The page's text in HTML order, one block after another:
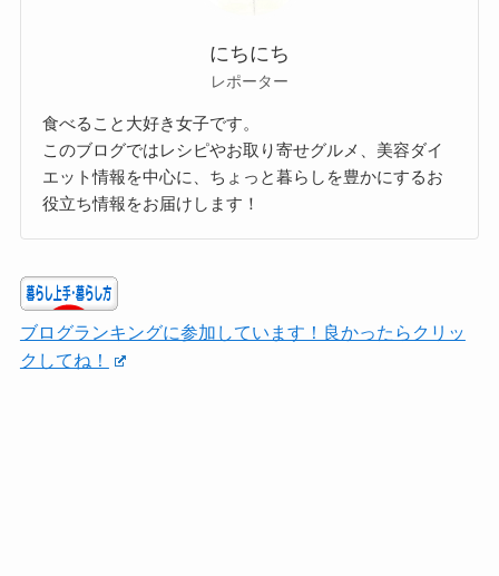
にちにち
レポーター
食べること大好き女子です。
このブログではレシピやお取り寄せグルメ、美容ダイ
エット情報を中心に、ちょっと暮らしを豊かにするお
役立ち情報をお届けします！
ブログランキングに参加しています！良かったらクリッ
クしてね！